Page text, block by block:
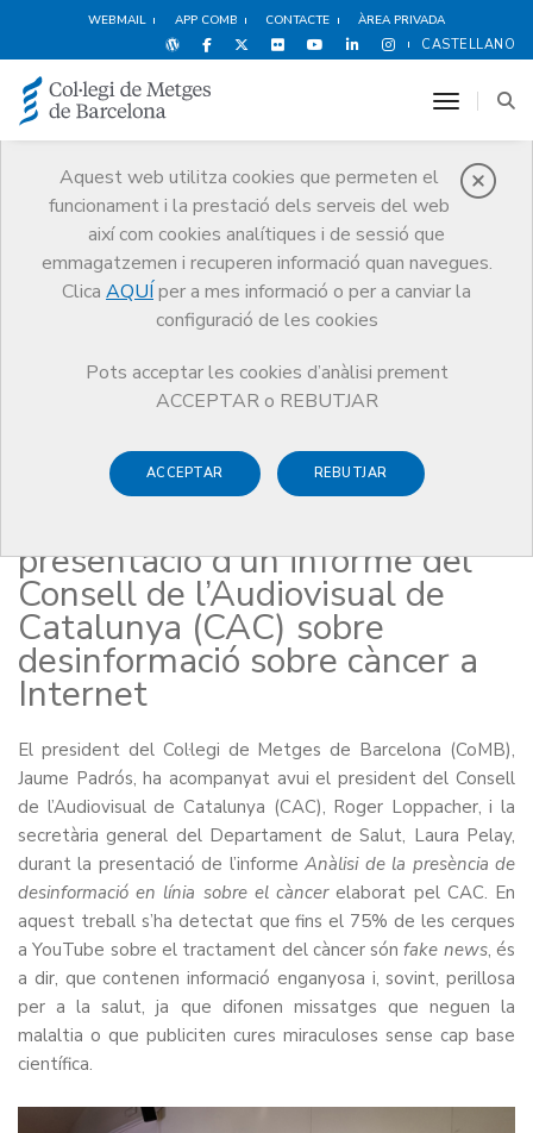
WEBMAIL APP COMB CONTACTE ÀREA PRIVADA
CASTELLANO
Aquest web utilitza cookies que permeten el
funcionament i la prestació dels serveis del web
així com cookies analítiques i de sessió que
emmagatzemen i recuperen informació quan navegues.
Clica AQUÍ per a mes informació o per a canviar la
configuració de les cookies
Pots acceptar les cookies d’anàlisi prement
ACCEPTAR o REBUTJAR
ACCEPTAR REBUTJAR
toggle
Notícies
Comunicació
Notícies
El CoMB participa en la presentació d’un informe del Consell de
l’Audiovisual de Catalunya (CAC) sobre desinformació sobre càncer a
5 D’OCTUBRE DE 2018
presentació d’un informe del
Consell de l’Audiovisual de
Catalunya (CAC) sobre
desinformació sobre càncer a
Internet
El president del Col·legi de Metges de Barcelona (CoMB),
Jaume Padrós, ha acompanyat avui el president del Consell
de l’Audiovisual de Catalunya (CAC), Roger Loppacher, i la
secretària general del Departament de Salut, Laura Pelay,
durant la presentació de l’informeAnàlisi de la presència de
desinformació en línia sobre el càncerelaborat pel CAC. En
aquest treball s’ha detectat que fins el 75% de les cerques
a YouTube sobre el tractament del càncer sónfake news, és
a dir, que contenen informació enganyosa i, sovint, perillosa
per a la salut, ja que difonen missatges que neguen la
malaltia o que publiciten cures miraculoses sense cap base
científica.